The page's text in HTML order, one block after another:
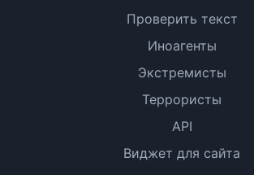
Проверить текст
Иноагенты
Экстремисты
Террористы
API
Виджет для сайта